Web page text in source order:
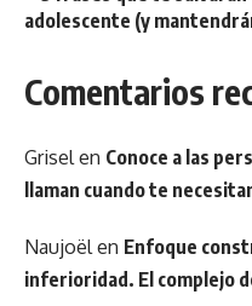
adolescente (y
Comentarios
Grisel en Conoce a las
llaman cuando te
Naujoël en Enfoque
inferioridad. El complejo